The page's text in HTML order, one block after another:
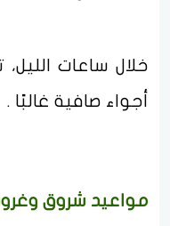
خلال ساعات
أجواء صافية غالبًا .
مواعيد شروق